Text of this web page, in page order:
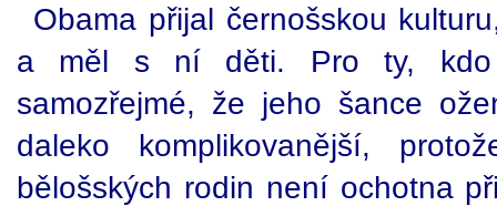
Obama přijal černošskou
a měl s ní děti. Pro ty, kdo
samozřejmé, že jeho šance
daleko komplikovanější,
bělošských rodin není ochotna